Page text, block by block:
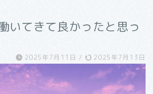
いてきて良かったと思っ
2025年7月11日 / 2025年7月13日